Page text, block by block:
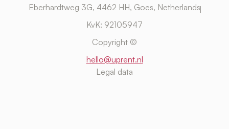
Eberhardtweg 3G, 4462 HH, Goes, Netherlands
KvK: 92105947
Copyright ©
hello@uprent.nl
Legal data